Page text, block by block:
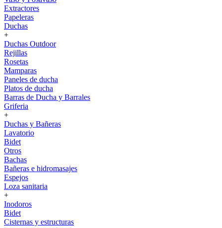
Extractores
Papeleras
Duchas
+
Duchas Outdoor
Rejillas
Rosetas
Mamparas
Paneles de ducha
Platos de ducha
Barras de Ducha y Barrales
Griferia
+
Duchas y Bañeras
Lavatorio
Bidet
Otros
Bachas
Bañeras e hidromasajes
Espejos
Loza sanitaria
+
Inodoros
Bidet
Cisternas y estructuras